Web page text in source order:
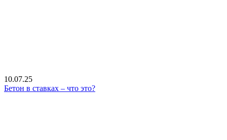
10.07.25
Бетон в ставках – что это?